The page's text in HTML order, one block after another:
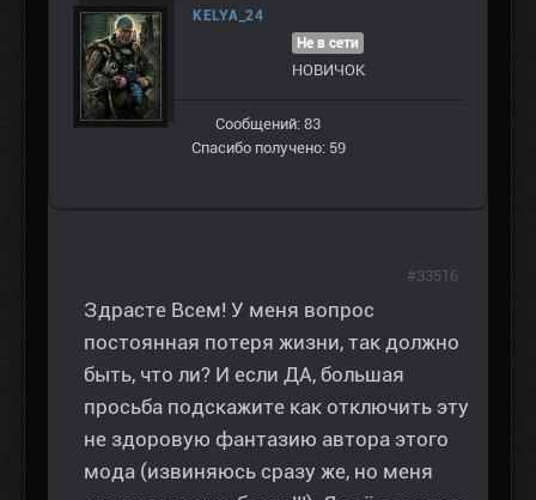
KELYA_24
Не в сети
НОВИЧОК
Сообщений: 83
Спасибо получено: 59
Здрасте Всем! У меня вопрос
постоянная потеря жизни, так должно
быть, что ли? И если ДА, большая
просьба подскажите как отключить эту
не здоровую фантазию автора этого
мода (извиняюсь сразу же, но меня
#33516